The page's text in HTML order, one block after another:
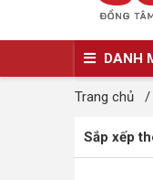
DANH
Trang chủ /
Sắp xếp